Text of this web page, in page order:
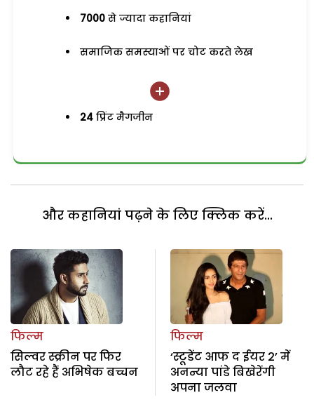
7000 से ज्यादा कहानियां
समाजिक समस्याओं पर चोट करते लेख
24 प्रिंट मैगजीन
और कहानियां पढ़ने के लिए क्लिक करें...
फिल्म
सिल्वर स्क्रीन पर फिर
लौट रहे हैं अभिषेक बच्चन
फिल्म
‘स्टूडेंट आफ द ईयर 2’ में
अनन्या पांडे बिखेरेंगी
अपना जलवा